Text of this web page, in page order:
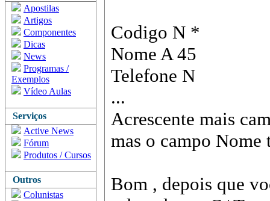
Apostilas
Artigos
Componentes
Dicas
News
Programas /
Exemplos
Vídeo Aulas
Serviços
Active News
Fórum
Produtos / Cursos
Outros
Colunistas
Codigo N *
Nome A 45
Telefone N
...
Acrescente mais
mas o campo
Bom , depois que